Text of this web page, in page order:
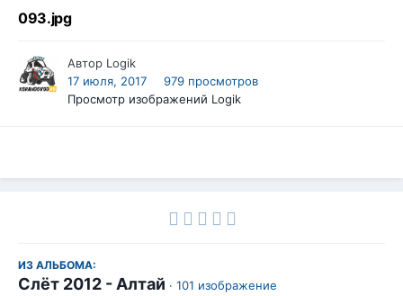
093.jpg
Автор Logik
17 июля, 2017
979 просмотров
Просмотр изображений Logik
ИЗ АЛЬБОМА:
Слёт 2012 - Алтай · 101 изображение